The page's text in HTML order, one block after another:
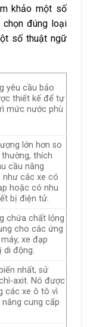
khảo một số
đúng loại
số thuật ngữ
yêu cầu bảo
thiết kế để tự
mức nước phù
lớn hơn so
thích
cầu năng
như các xe có
hoặc có nhu
bị điện tử.
chứa chất lỏng
cho các ứng
xe đạp
di động.
nhất, sử
axit. Nó được
các xe ô tô vì
cung cấp